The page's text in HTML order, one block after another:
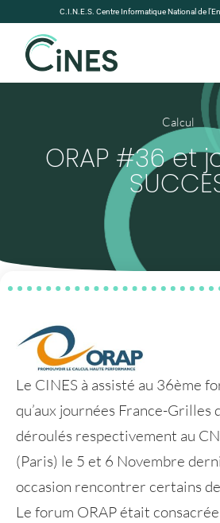
C.I.N.E.S. Centre Informatique National de
Calcul
ORAP #36 et
Le CINES à assisté au 36ème
qu’aux journées France-Grilles
déroulés respectivement au
(Paris) le 5 et 6 Novembre
occasion rencontrer certains
Le forum ORAP était